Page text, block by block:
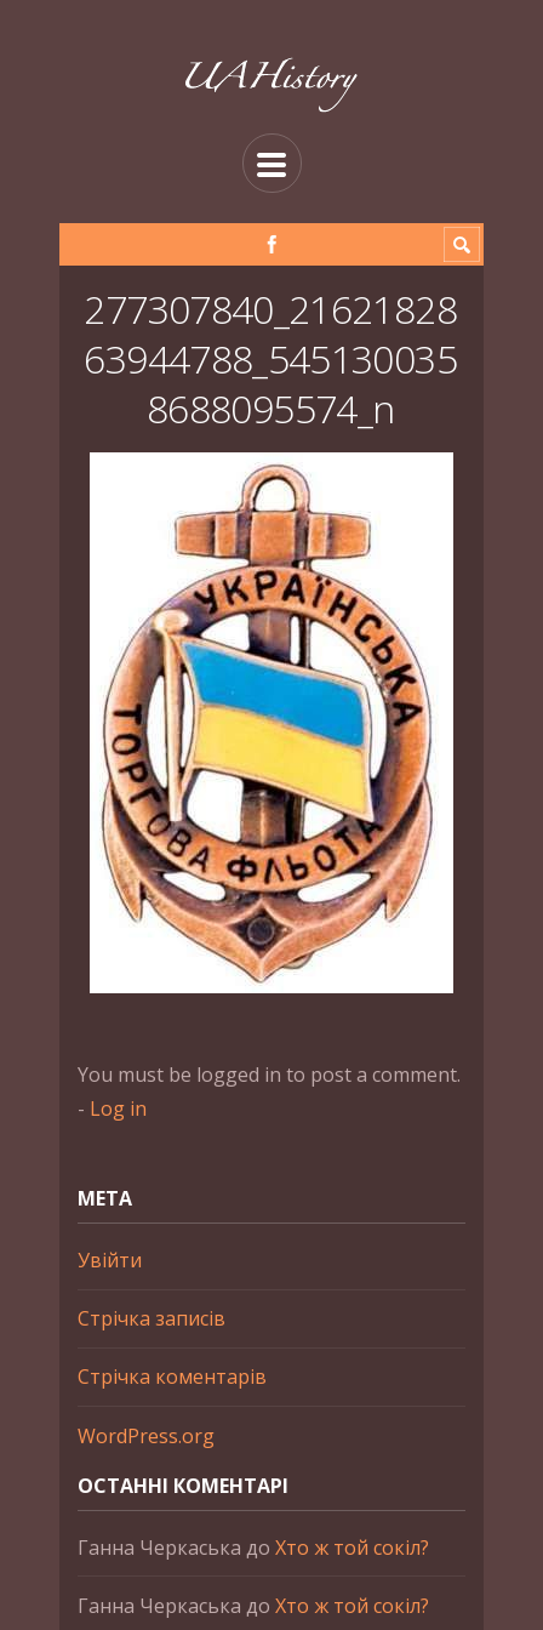
277307840_21621828
63944788_545130035
8688095574_n
You must be logged in to post a comment.
- Log in
МЕТА
Увійти
Стрічка записів
Стрічка коментарів
WordPress.org
ОСТАННІ КОМЕНТАРІ
Ганна Черкаська до Хто ж той сокіл?
Ганна Черкаська до Хто ж той сокіл?